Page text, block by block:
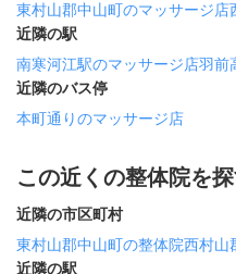
東村山郡中山町のマッサージ店
近隣の駅
南寒河江駅のマッサージ店羽前
近隣のバス停
本町通りのマッサージ店
この近くの整体院を
近隣の市区町村
東村山郡中山町の整体院西村山
近隣の駅